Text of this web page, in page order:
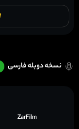
نسخه دوبله فارسی
ZarFilm